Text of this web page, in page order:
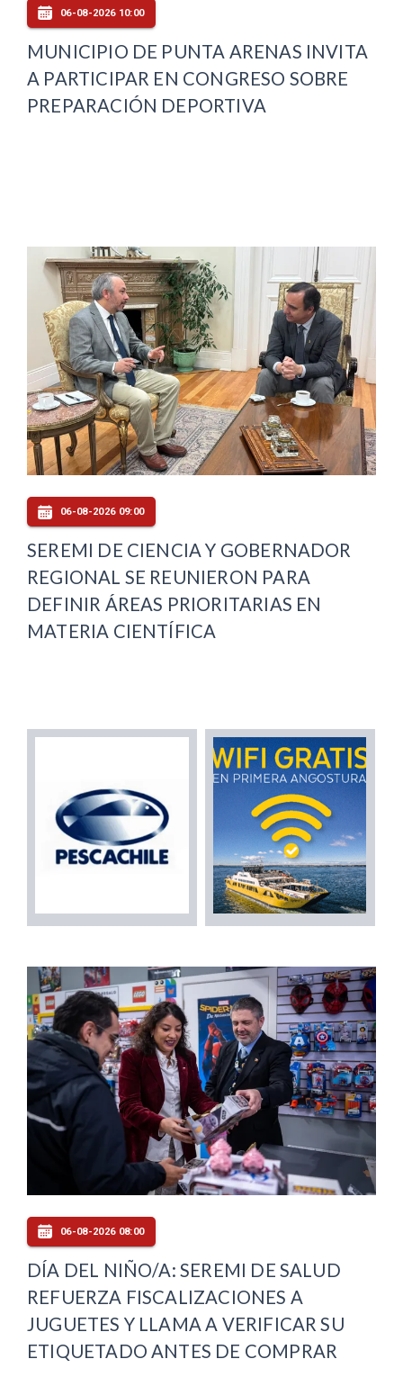
06-08-2026 10:00
MUNICIPIO DE PUNTA ARENAS INVITA
A PARTICIPAR EN CONGRESO SOBRE
PREPARACIÓN DEPORTIVA
06-08-2026 09:00
SEREMI DE CIENCIA Y GOBERNADOR
REGIONAL SE REUNIERON PARA
DEFINIR ÁREAS PRIORITARIAS EN
MATERIA CIENTÍFICA
06-08-2026 08:00
DÍA DEL NIÑO/A: SEREMI DE SALUD
REFUERZA FISCALIZACIONES A
JUGUETES Y LLAMA A VERIFICAR SU
ETIQUETADO ANTES DE COMPRAR